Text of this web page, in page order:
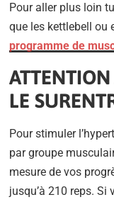
Pour aller plus loin
que les kettlebell ou
programme de
LE
Pour stimuler
par groupe
mesure de vos
jusqu’à 210 reps. Si